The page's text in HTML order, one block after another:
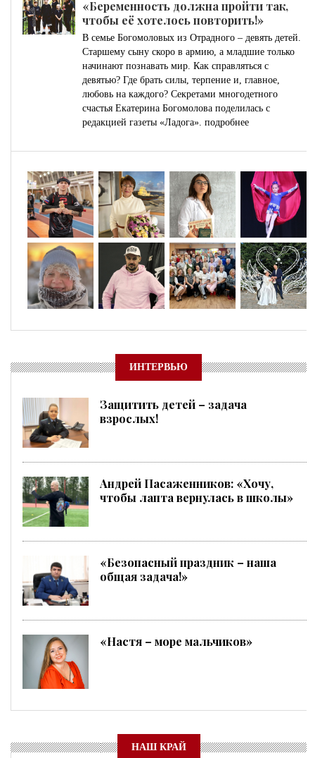
«Беременность должна пройти так,
чтобы её хотелось повторить!»
В семье Богомоловых из Отрадного – девять детей.
Старшему сыну скоро в армию, а младшие только
начинают познавать мир. Как справляться с
девятью? Где брать силы, терпение и, главное,
любовь на каждого? Секретами многодетного
счастья Екатерина Богомолова поделилась с
редакцией газеты «Ладога». подробнее
ИНТЕРВЬЮ
Защитить детей – задача
взрослых!
Андрей Пасаженников: «Хочу,
чтобы лапта вернулась в школы»
«Безопасный праздник – наша
общая задача!»
«Настя – море мальчиков»
НАШ КРАЙ